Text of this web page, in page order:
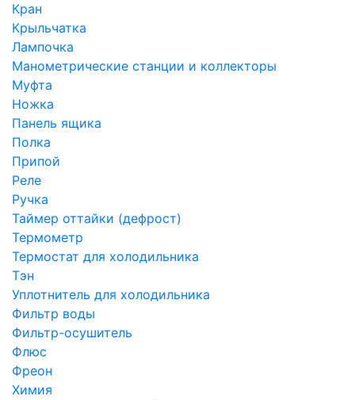
Кран
Крыльчатка
Лампочка
Манометрические станции и коллекторы
Муфта
Ножка
Панель ящика
Полка
Припой
Реле
Ручка
Таймер оттайки (дефрост)
Термометр
Термостат для холодильника
Тэн
Уплотнитель для холодильника
Фильтр воды
Фильтр-осушитель
Флюс
Фреон
Химия